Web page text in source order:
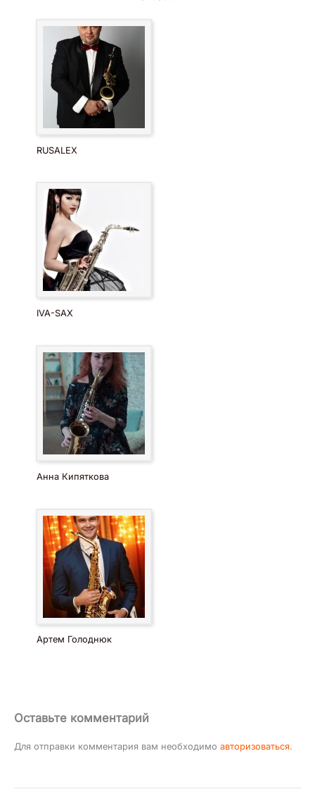
RUSALEX
IVA-SAX
Анна Кипяткова
Артем Голоднюк
Оставьте комментарий
Для отправки комментария вам необходимо авторизоваться.